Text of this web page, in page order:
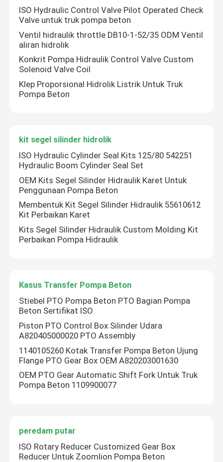
ISO Hydraulic Control Valve Pilot Operated Check
Valve untuk truk pompa beton
Ventil hidraulik throttle DB10-1-52/35 ODM Ventil
aliran hidrolik
Konkrit Pompa Hidraulik Control Valve Custom
Solenoid Valve Coil
Klep Proporsional Hidrolik Listrik Untuk Truk
Pompa Beton
kit segel silinder hidrolik
ISO Hydraulic Cylinder Seal Kits 125/80 542251
Hydraulic Boom Cylinder Seal Set
OEM Kits Segel Silinder Hidraulik Karet Untuk
Penggunaan Pompa Beton
Membentuk Kit Segel Silinder Hidraulik 55610612
Kit Perbaikan Karet
Kits Segel Silinder Hidraulik Custom Molding Kit
Perbaikan Pompa Hidraulik
Kasus Transfer Pompa Beton
Stiebel PTO Pompa Beton PTO Bagian Pompa
Beton Sertifikat ISO
Piston PTO Control Box Silinder Udara
A820405000020 PTO Assembly
1140105260 Kotak Transfer Pompa Beton Ujung
Flange PTO Gear Box OEM A820203001630
OEM PTO Gear Automatic Shift Fork Untuk Truk
Pompa Beton 1109900077
peredam putar
ISO Rotary Reducer Customized Gear Box
Reducer Untuk Zoomlion Pompa Beton